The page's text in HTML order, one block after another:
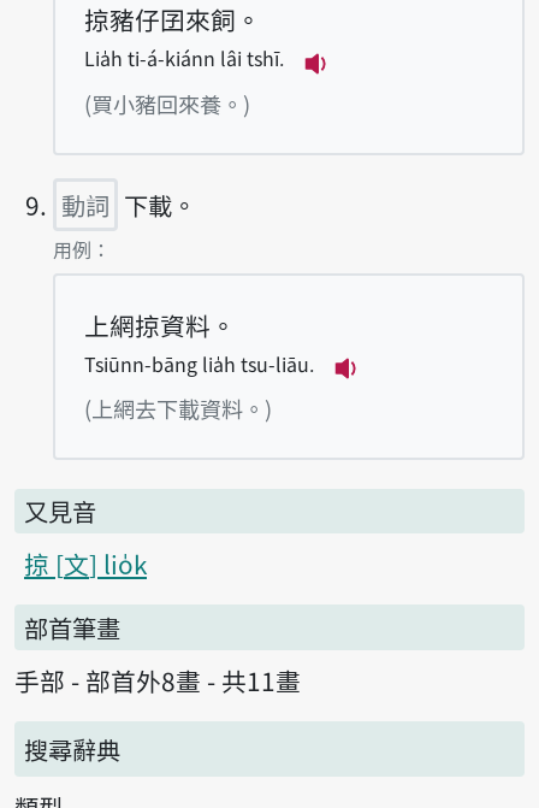
掠豬仔囝來飼。
Lia̍h ti-á-kiánn lâi tshī.
(買小豬回來養。)
動詞 下載。
第9項釋義的
用例：
上網掠資料。
Tsiūnn-bāng lia̍h tsu-liāu.
(上網去下載資料。)
又見音
掠 文 lio̍k
部首筆畫
手部 - 部首外8畫 - 共11畫
搜尋辭典